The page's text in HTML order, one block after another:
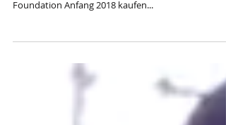
Es tut sich etwas auf dem Grundstück, das wir mit
Foundation Anfang 2018 kaufen...